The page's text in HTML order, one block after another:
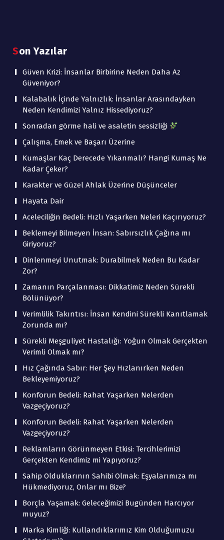
Son Yazılar
Güven Krizi: İnsanlar Birbirine Neden Daha Az
Güveniyor?
Kalabalık İçinde Yalnızlık: İnsanlar Arasındayken
Neden Kendimizi Yalnız Hissediyoruz?
Sonradan görme hali ve asaletin sessizliği
Çalışma, Emek ve Başarı Üzerine
Kumaşlar Kaç Derecede Yıkanmalı? Hangi Kumaş Ne
Kadar Çeker?
Karakter ve Güzel Ahlak Üzerine Düşünceler
Hayata Dair
Aceleciliğin Bedeli: Hızlı Yaşarken Neleri Kaçırıyoruz?
Beklemeyi Bilmeyen İnsan: Sabırsızlık Çağına mı
Giriyoruz?
Dinlenmeyi Unutmak: Durabilmek Neden Bu Kadar
Zor?
Zamanın Parçalanması: Dikkatimiz Neden Sürekli
Bölünüyor?
Verimlilik Takıntısı: İnsan Kendini Sürekli Kanıtlamak
Zorunda mı?
Sürekli Meşguliyet Hastalığı: Yoğun Olmak Gerçekten
Verimli Olmak mı?
Hız Çağında Sabır: Her Şey Hızlanırken Neden
Bekleyemiyoruz?
Konforun Bedeli: Rahat Yaşarken Nelerden
Vazgeçiyoruz?
Konforun Bedeli: Rahat Yaşarken Nelerden
Vazgeçiyoruz?
Reklamların Görünmeyen Etkisi: Tercihlerimizi
Gerçekten Kendimiz mi Yapıyoruz?
Sahip Olduklarının Sahibi Olmak: Eşyalarımıza mı
Hükmediyoruz, Onlar mı Bize?
Borçla Yaşamak: Geleceğimizi Bugünden Harcıyor
muyuz?
Marka Kimliği: Kullandıklarımız Kim Olduğumuzu